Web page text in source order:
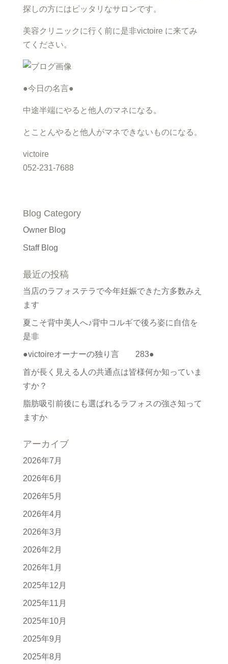
探しの方にはピッタリなサロンです。
美容クリニックに行く前に是非victoire に来てみ
てください。
●今日の名言●
中途半端にやると他人のマネになる。
とことんやると他人がマネできないものになる。
victoire
052-231-7688
Blog Category
Owner Blog
Staff Blog
最近の投稿
当店のラフォステラで今年妊娠できた方多数みえ
ます
夏こそ背中美人へ♪背中コルギで後ろ姿に自信を
是非
●victoireオーナーの独り言 283●
首が長く見える人の共通点は皆様何か知っていま
すか？
脂肪吸引前後にも選ばれるラフォスの強さ知って
ますか
アーカイブ
2026年7月
2026年6月
2026年5月
2026年4月
2026年3月
2026年2月
2026年1月
2025年12月
2025年11月
2025年10月
2025年9月
2025年8月